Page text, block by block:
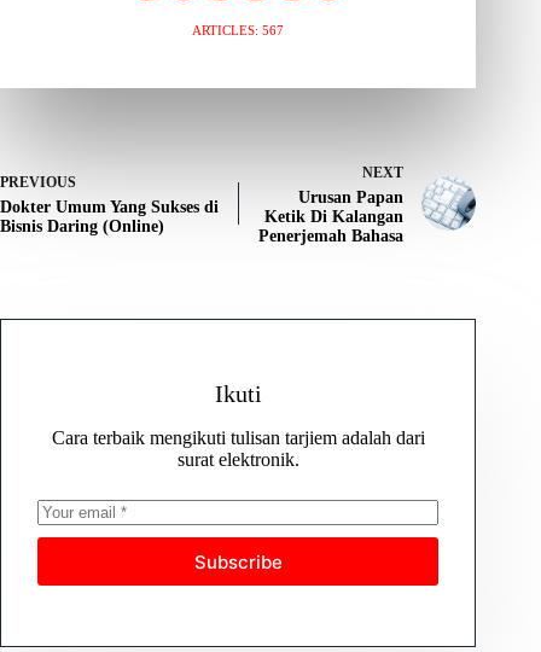
ARTICLES: 567
PREVIOUS
Dokter Umum Yang Sukses di
Bisnis Daring (Online)
NEXT
Urusan Papan
Ketik Di Kalangan
Penerjemah Bahasa
Ikuti
Cara terbaik mengikuti tulisan tarjiem adalah dari
surat elektronik.
Subscribe